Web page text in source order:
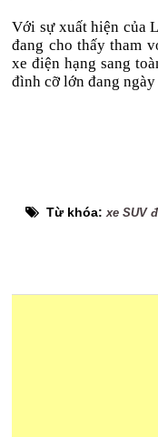
Với sự xuất hiện của
đang cho thấy tham
xe điện hạng sang
đình cỡ lớn đang
Từ khóa:xe SUV